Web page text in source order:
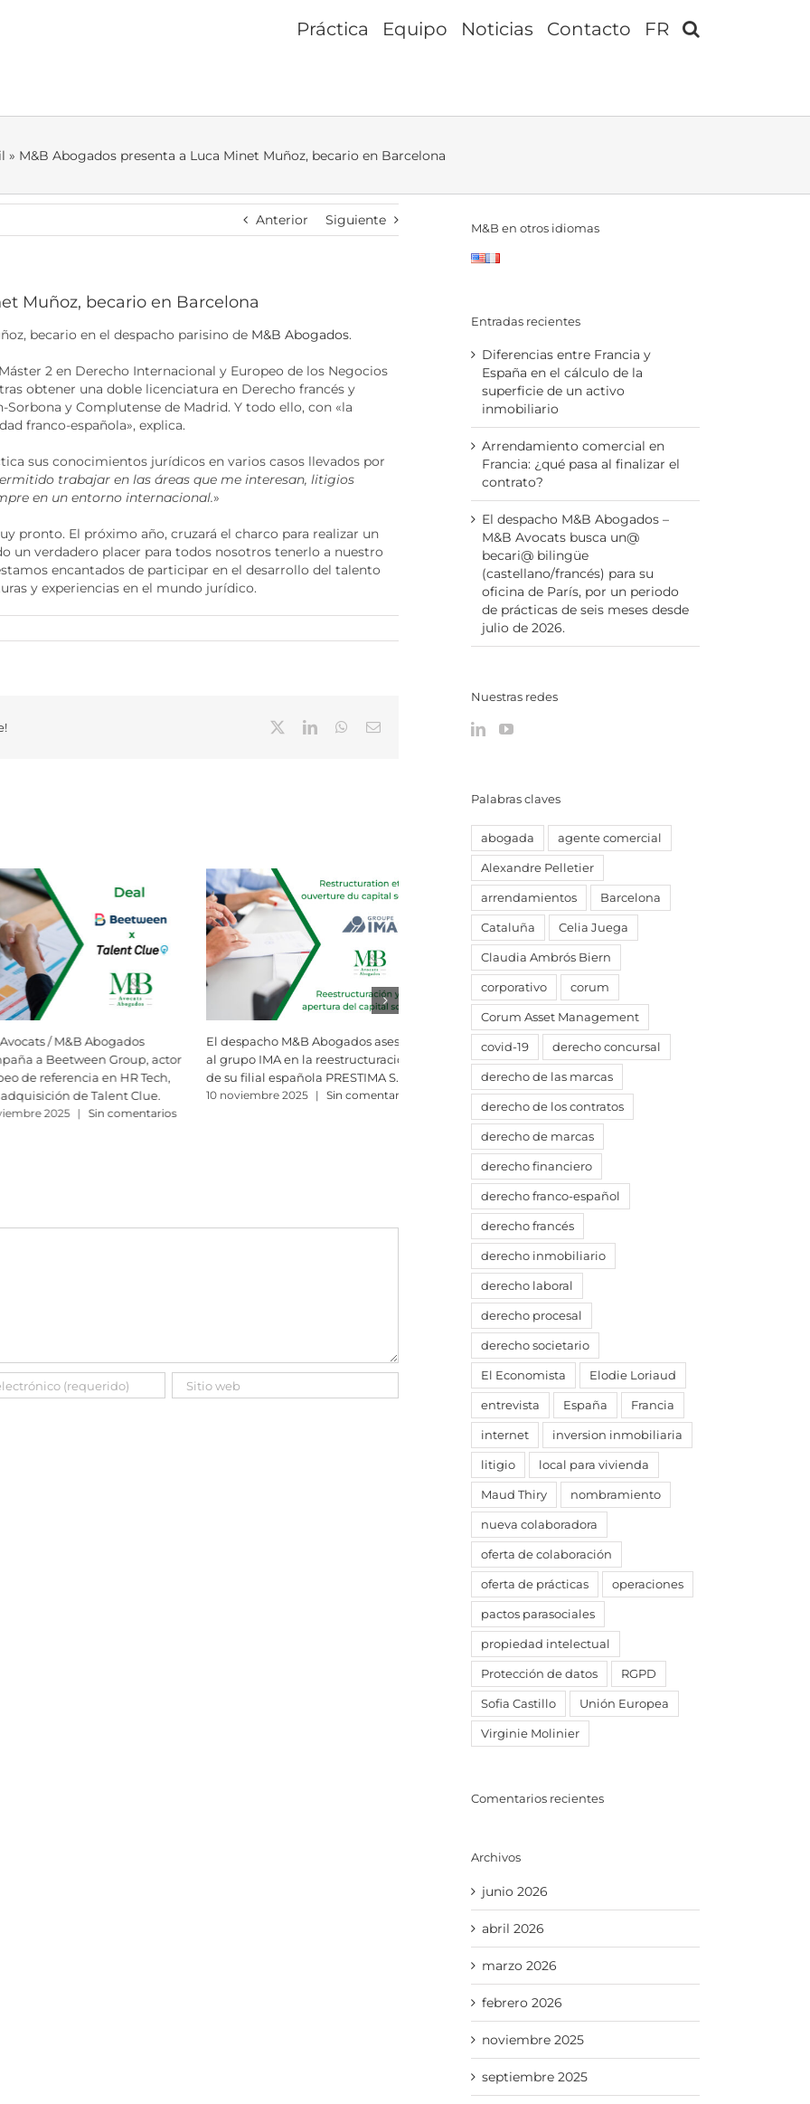
Práctica Equipo Noticias Contacto FR
» M&B Abogados presenta a Luca Minet Muñoz, becario en Barcelona
Anterior Siguiente
Muñoz, becario en Barcelona
becario en el despacho parisino de M&B Abogados.
2 en Derecho Internacional y Europeo de los Negocios
obtener una doble licenciatura en Derecho francés y
Sorbona y Complutense de Madrid. Y todo ello, con «la
franco-española», explica.
sus conocimientos jurídicos en varios casos llevados por
trabajar en las áreas que me interesan, litigios
en un entorno internacional.»
pronto. El próximo año, cruzará el charco para realizar un
un verdadero placer para todos nosotros tenerlo a nuestro
encantados de participar en el desarrollo del talento
y experiencias en el mundo jurídico.
LinkedInWhatsApp
Correo
M&B Abogados asesora
en la reestructuración
española PRESTIMA S.L.
2025 | Sin comentarios
Robin Bounasser Leconte se
incorpora oficialmente a M&B
Avocats / M&B Abogados
3 noviembre 2025 | Sin comentarios
M&B en otros idiomas
Entradas recientes
Diferencias entre Francia y
España en el cálculo de la
superficie de un activo
inmobiliario
Arrendamiento comercial en
Francia: ¿qué pasa al finalizar el
contrato?
El despacho M&B Abogados –
M&B Avocats busca un@
becari@ bilingüe
(castellano/francés) para su
oficina de París, por un periodo
de prácticas de seis meses desde
julio de 2026.
Nuestras redes
Palabras claves
abogada agente comercial
Alexandre Pelletier
arrendamientos Barcelona
Cataluña Celia Juega
Claudia Ambrós Biern
corporativo corum
Corum Asset Management
covid-19 derecho concursal
derecho de las marcas
derecho de los contratos
derecho de marcas
derecho financiero
derecho franco-español
derecho francés
derecho inmobiliario
derecho laboral
derecho procesal
derecho societario
El Economista Elodie Loriaud
entrevista España Francia
internet inversion inmobiliaria
litigio local para vivienda
Maud Thiry nombramiento
nueva colaboradora
oferta de colaboración
oferta de prácticas operaciones
pactos parasociales
propiedad intelectual
Protección de datos RGPD
Sofia Castillo Unión Europea
Virginie Molinier
Comentarios recientes
Archivos
junio 2026
abril 2026
marzo 2026
febrero 2026
noviembre 2025
septiembre 2025